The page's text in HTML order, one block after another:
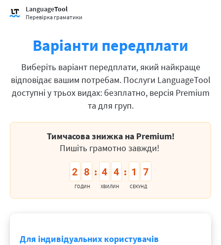
LanguageTool
Перевірка граматики
Варіанти передплати
Виберіть варіант передплати, який найкраще
відповідає вашим потребам. Послуги LanguageTool
доступні у трьох видах: безплатно, версія Premium
та для груп.
Тимчасова знижка на Premium!
Пишіть грамотно завжди!
2 8 : 4 4 : 1 6
ГОДИН ХВИЛИН СЕКУНД
Для індивідуальних користувачів